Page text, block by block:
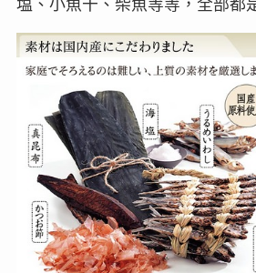
塩、小魚干、柴魚等等，全部都